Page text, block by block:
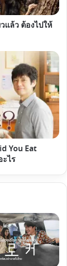
แล้ว ต้องไปให้
You Eat
ไร